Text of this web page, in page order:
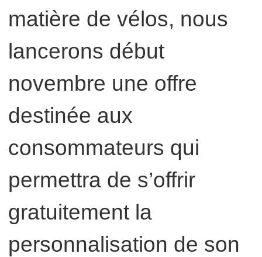
matière de vélos, nous
lancerons début
novembre une offre
destinée aux
consommateurs qui
permettra de s’offrir
gratuitement la
personnalisation de son